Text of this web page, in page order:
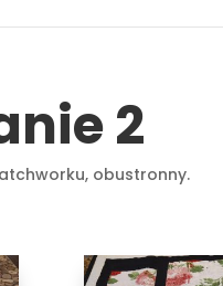
2
obustronny.